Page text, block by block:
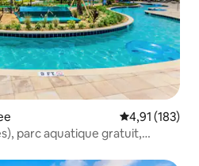
Évaluation
4,91 (183)
parc aquatique gratuit,